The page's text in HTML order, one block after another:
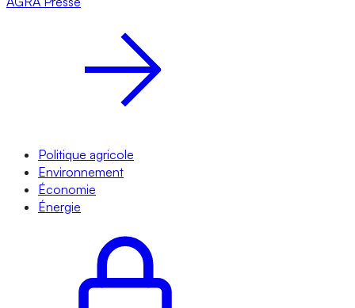
Politique agricole
Environnement
Économie
Énergie